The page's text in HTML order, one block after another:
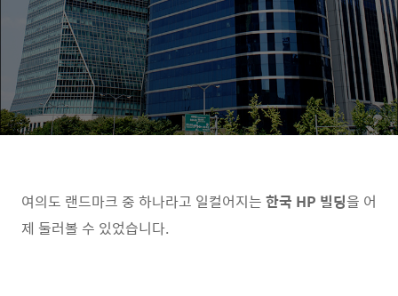
여의도 랜드마크 중 하나라고 일컬어지는 한국 HP 빌딩을 어
제 둘러볼 수 있었습니다.